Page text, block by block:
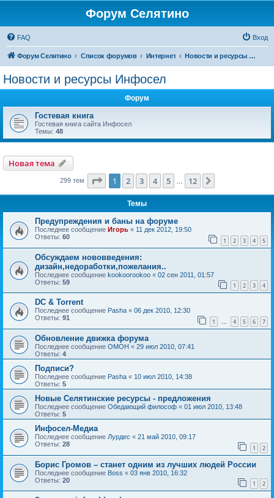
Форум Селятино
FAQ Вход
Форум Селятино Список форумов Интернет Новости и ресурсы Инфосел
Новости и ресурсы Инфосел
Форум
Гостевая книга
Гостевая книга сайта Инфосел
Темы: 48
Новая тема
299 тем Страница из 12
1 2 3 4 5 12
Темы
Предупреждения и баны на форуме
Последнее сообщение Игорь « 11 дек 2012, 19:50
Ответы: 60 1 2 3 4 5
Обсуждаем нововведения:
дизайн,недоработки,пожелания..
Последнее сообщение kookoorookoo « 02 сен 2011, 01:57
Ответы: 59 1 2 3 4
DC & Torrent
Последнее сообщение Pasha « 06 дек 2010, 12:30
Ответы: 91 1 … 4 5 6 7
Обновление движка форума
Последнее сообщение OMOH « 29 июл 2010, 07:41
Ответы: 4
Подписи?
Последнее сообщение Pasha « 10 июл 2010, 14:38
Ответы: 5
Новые Селятинские ресурсы - предложения
Последнее сообщение Обедающий философ « 01 июл 2010, 13:48
Ответы: 5
Инфосел-Медиа
Последнее сообщение Лурдес « 21 май 2010, 09:17
Ответы: 28 1 2
Борис Громов – станет одним из лучших людей России
Последнее сообщение Boss « 03 янв 2010, 16:32
Ответы: 20 1 2